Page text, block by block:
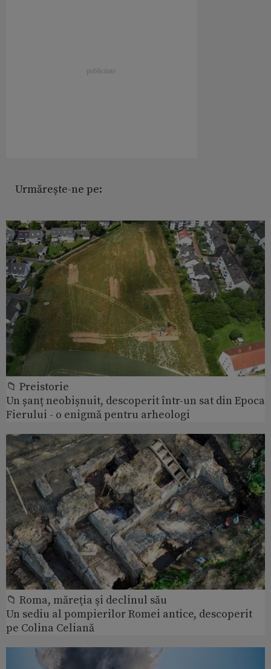
Urmărește-ne pe:
📁 Preistorie
Un șanț neobișnuit, descoperit într-un sat din Epoca
Fierului - o enigmă pentru arheologi
📁 Roma, măreţia şi declinul său
Un sediu al pompierilor Romei antice, descoperit
pe Colina Celiană